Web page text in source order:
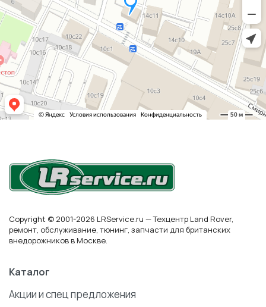
Copyright © 2001-2026 LRService.ru — Техцентр Land Rover,
ремонт, обслуживание, тюнинг, запчасти для британских
внедорожников в Москве.
Каталог
Акции и спец предложения